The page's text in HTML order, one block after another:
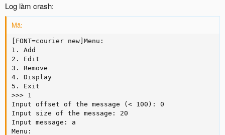
Log làm crash:
Mã:
[FONT=courier new]Menu:
1. Add
2. Edit
3. Remove
4. Display
5. Exit
>>> 1
Input offset of the message (< 100): 0
Input size of the message: 20
Input message: a
Menu: